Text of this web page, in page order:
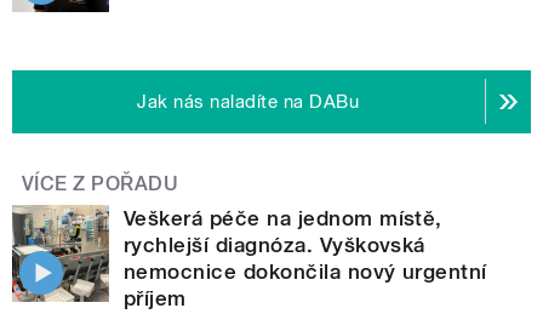
Jak nás naladíte na DABu
VÍCE Z POŘADU
Veškerá péče na jednom místě,
rychlejší diagnóza. Vyškovská
nemocnice dokončila nový urgentní
příjem